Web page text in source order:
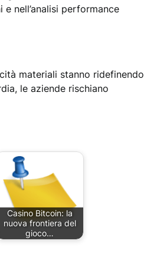
nell’analisi performance
materiali stanno ridefinendo
le aziende rischiano
Casino Bitcoin: la
nuova frontiera del
gioco…